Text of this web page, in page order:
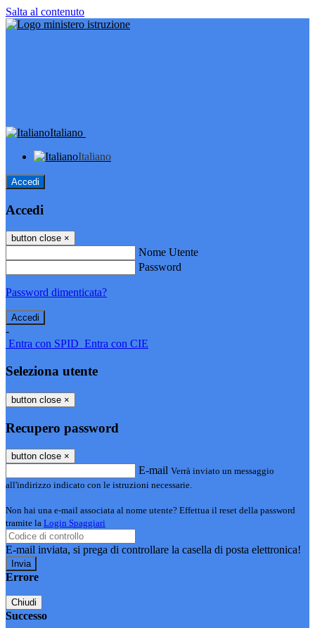
Salta al contenuto
Italiano
Italiano
Accedi
Accedi
button close ×
Nome Utente
Password
Password dimenticata?
-
Entra con SPID Entra con CIE
Seleziona utente
button close ×
Recupero password
button close ×
E-mail Verrà inviato un messaggio
all'indirizzo indicato con le istruzioni necessarie.
Non hai una e-mail associata al nome utente? Effettua il reset della password
tramite la Login Spaggiari
E-mail inviata, si prega di controllare la casella di posta elettronica!
Errore
Chiudi
Successo